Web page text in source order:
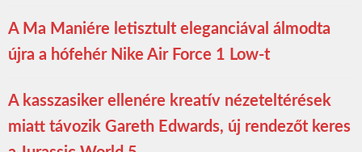
A Ma Maniére letisztult eleganciával álmodta
újra a hófehér Nike Air Force 1 Low-t
A kasszasiker ellenére kreatív nézeteltérések
miatt távozik Gareth Edwards, új rendezőt keres